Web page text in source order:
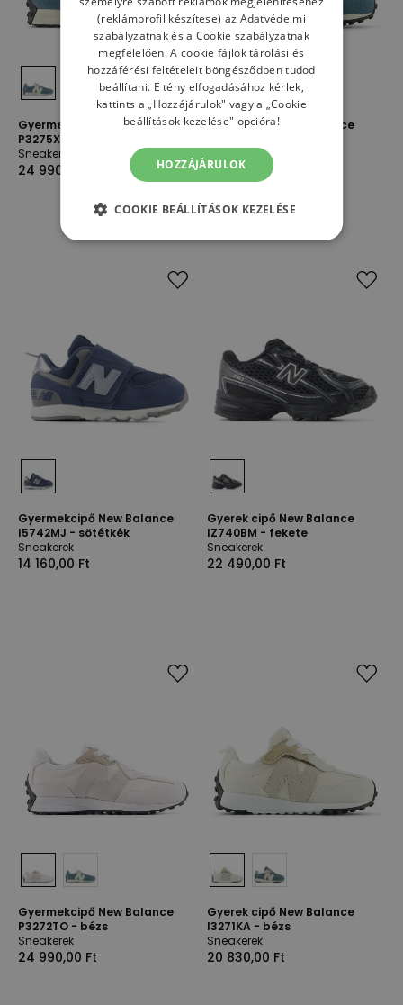
Gyermekcipő New Balance
P3275XH - kék
Sneakerek
24 990,00 Ft
Gyerek cipő New Balance
Sneakerek
20 830,00 Ft
Gyermekcipő New Balance
I5742MJ - sötétkék
Sneakerek
14 160,00 Ft
Gyerek cipő New Balance
IZ740BM - fekete
Sneakerek
22 490,00 Ft
Gyermekcipő New Balance
P3272TO - bézs
Sneakerek
24 990,00 Ft
Gyerek cipő New Balance
I3271KA - bézs
Sneakerek
20 830,00 Ft
(reklámprofil készítese) az Adatvédelmi
szabályzatnakés a Cookie szabályzatnak
megfelelően. A cookie fájlok tárolási és
hozzáférési feltételeit böngésződben tudod
beállítani. E tény elfogadásához kérlek,
kattints a „Hozzájárulok" vagy a „Cookie
beállítások kezelése" opcióra!
HOZZÁJÁRULOK
COOKIE BEÁLLÍTÁSOK KEZELÉSE